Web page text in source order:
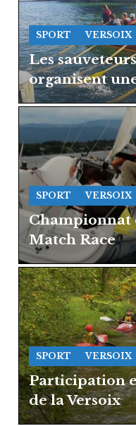
SPORT VERSOIX
Les
organisent
SPORT VERSOIX
Championnat
Match Race
SPORT VERSOIX
Participation
de la Versoix